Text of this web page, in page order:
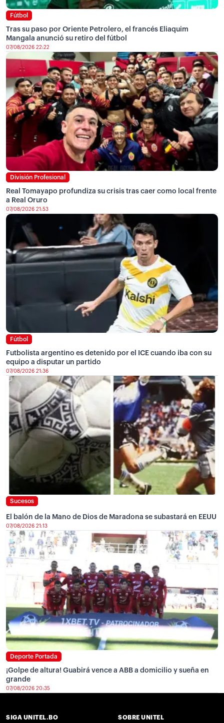
Fútbol
Tras su paso por Oriente Petrolero, el francés Eliaquim
Mangala anunció su retiro del fútbol
07/08/2026 22:22
División Profesional
Real Tomayapo profundiza su crisis tras caer como local frente
a Real Oruro
07/08/2026 21:53
Fútbol
Futbolista argentino es detenido por el ICE cuando iba con su
equipo a disputar un partido
07/08/2026 21:36
Sucesos
El balón de la Mano de Dios de Maradona se subastará en EEUU
07/08/2026 21:13
Deporte Portada
¡Golpe de altura! Guabirá vence a ABB a domicilio y sueña en
grande
07/08/2026 20:35
SIGA UNITEL.BO SOBRE UNITEL